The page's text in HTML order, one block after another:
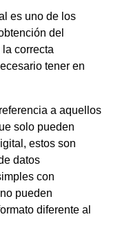
es uno de los
del
correcta
tener en
a aquellos
solo pueden
estos son
datos
con
pueden
diferente al